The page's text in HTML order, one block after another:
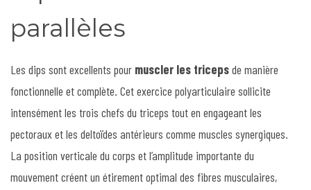
parallèles
Les dips sont excellents pour muscler les tricepsde manière
fonctionnelle et complète. Cet exercice polyarticulaire sollicite
intensément les trois chefs du triceps tout en engageant les
pectoraux et les deltoïdes antérieurs comme muscles synergiques.
La position verticale du corps et l’amplitude importante du
mouvement créent un étirement optimal des fibres musculaires,